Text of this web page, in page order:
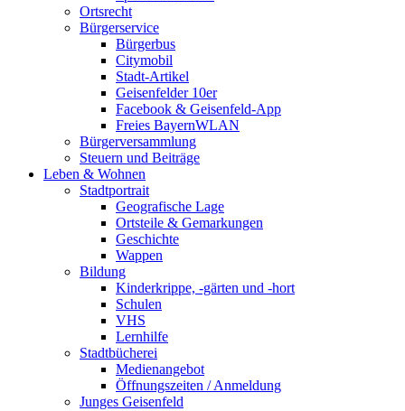
Ortsrecht
Bürgerservice
Bürgerbus
Citymobil
Stadt-Artikel
Geisenfelder 10er
Facebook & Geisenfeld-App
Freies BayernWLAN
Bürgerversammlung
Steuern und Beiträge
Leben & Wohnen
Stadtportrait
Geografische Lage
Ortsteile & Gemarkungen
Geschichte
Wappen
Bildung
Kinderkrippe, -gärten und -hort
Schulen
VHS
Lernhilfe
Stadtbücherei
Medienangebot
Öffnungszeiten / Anmeldung
Junges Geisenfeld